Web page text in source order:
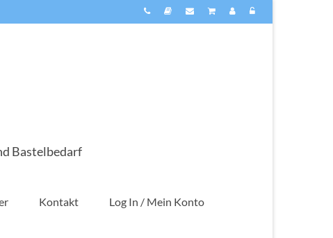
Bastelbedarf
Kontakt Log In / Mein Konto